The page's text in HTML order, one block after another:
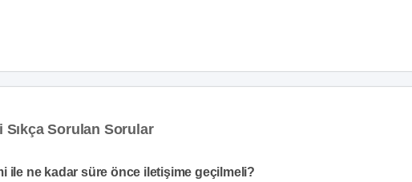
Sorulan Sorular
ile ne kadar süre önce iletişime geçilmeli?